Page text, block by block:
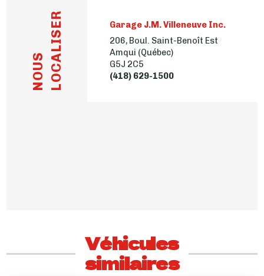
NOUS LOCALISER
Garage J.M. Villeneuve Inc.
206, Boul. Saint-Benoît Est
Amqui (Québec)
G5J 2C5
(418) 629-1500
Véhicules
similaires